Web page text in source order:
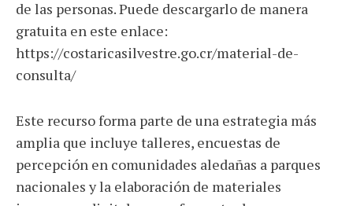
de las personas. Puede descargarlo de manera
gratuita en este enlace:
https://costaricasilvestre.go.cr/material-de-
consulta/
Este recurso forma parte de una estrategia más
amplia que incluye talleres, encuestas de
percepción en comunidades aledañas a parques
nacionales y la elaboración de materiales